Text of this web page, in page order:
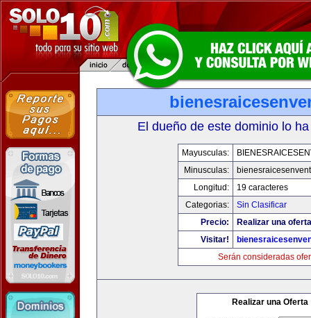
El dueño de este dominio lo
Mayusculas:
Minusculas:
Longitud:
19 caracteres
Categorias:
Sin Clasificar
Precio:
Realizar una
Visitar!
Serán consideradas
Realizar una Oferta